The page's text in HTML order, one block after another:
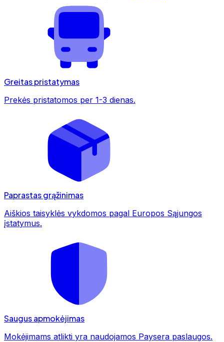
Greitas pristatymas
Prekės pristatomos per 1-3 dienas.
Paprastas grąžinimas
Aiškios taisyklės vykdomos pagal Europos Sąjungos
įstatymus.
Saugus apmokėjimas
Mokėjimams atlikti yra naudojamos Paysera paslaugos.